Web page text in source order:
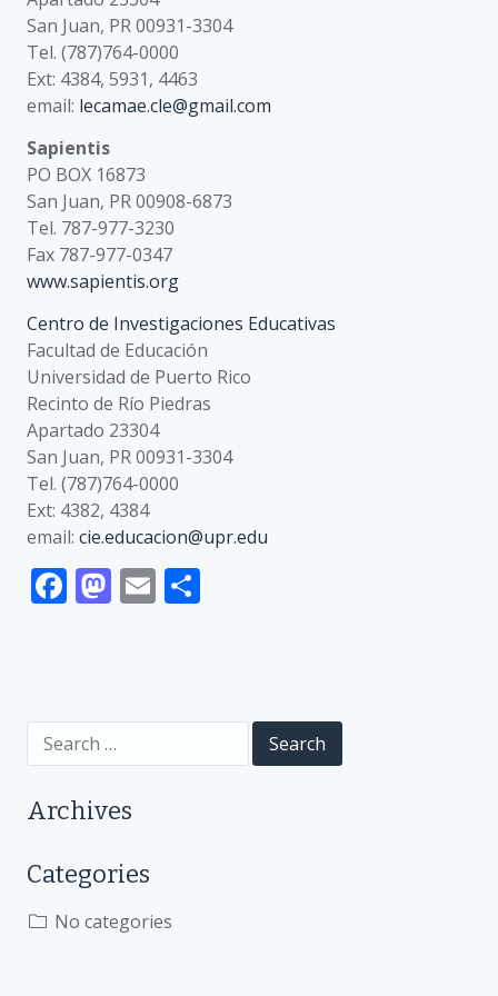
San Juan, PR 00931-3304
Tel. (787)764-0000
Ext: 4384, 5931, 4463
email: lecamae.cle@gmail.com
Sapientis
PO BOX 16873
San Juan, PR 00908-6873
Tel. 787-977-3230
Fax 787-977-0347
www.sapientis.org
Centro de Investigaciones Educativas
Facultad de Educación
Universidad de Puerto Rico
Recinto de Río Piedras
Apartado 23304
San Juan, PR 00931-3304
Tel. (787)764-0000
Ext: 4382, 4384
email: cie.educacion@upr.edu
F
o
o
k
M
o
n
E
for:
Archives
Categories
No categories